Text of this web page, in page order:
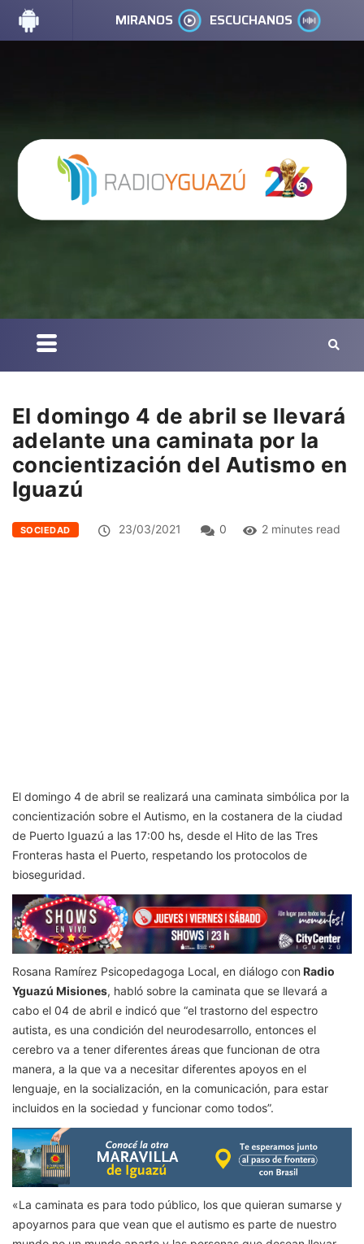
MIRANOS ESCUCHANOS
El domingo 4 de abril se llevará
adelante una caminata por la
concientización del Autismo en
Iguazú
SOCIEDAD 23/03/2021 0 2 minutes read
El domingo 4 de abril se realizará una caminata simbólica por la
concientización sobre el Autismo, en la costanera de la ciudad
de Puerto Iguazú a las 17:00 hs, desde el Hito de las Tres
Fronteras hasta el Puerto, respetando los protocolos de
bioseguridad.
Rosana Ramírez Psicopedagoga Local, en diálogo con Radio
Yguazú Misiones, habló sobre la caminata que se llevará a
cabo el 04 de abril e indicó que “el trastorno del espectro
autista, es una condición del neurodesarrollo, entonces el
cerebro va a tener diferentes áreas que funcionan de otra
manera, a la que va a necesitar diferentes apoyos en el
lenguaje, en la socialización, en la comunicación, para estar
incluidos en la sociedad y funcionar como todos”.
«La caminata es para todo público, los que quieran sumarse y
apoyarnos para que vean que el autismo es parte de nuestro